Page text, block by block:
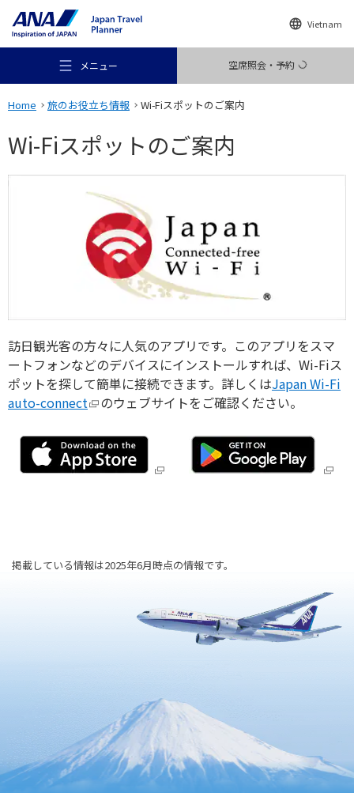
Vietnam
メニュー 空席照会・予約
おすすめの旅
旅のアイデア
旅のお役立ち情報
ANA サービス
閉じる
Home 旅のお役立ち情報 Wi-Fiスポットのご案内
Wi-Fiスポットのご案内
訪日観光客の方々に人気のアプリです。このアプリをスマ
ートフォンなどのデバイスにインストールすれば、Wi-Fiス
ポットを探して簡単に接続できます。詳しくはJapan Wi-Fi
auto-connect
のウェブサイトをご確認ください。
掲載している情報は2025年6月時点の情報です。